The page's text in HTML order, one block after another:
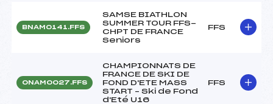
BNAM0141.FFS
SAMSE BIATHLON
SUMMER TOUR FFS-
CHPT DE FRANCE
Seniors
FFS
ONAM0027.FFS
CHAMPIONNATS DE
FRANCE DE SKI DE
FOND D'ETE MASS
START – Ski de Fond
d'Eté U16
FFS